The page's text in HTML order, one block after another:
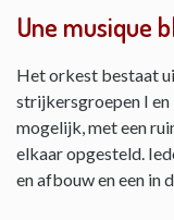
Une musique
Het orkest bestaat
strijkersgroepen I en
mogelijk, met een
elkaar opgesteld.
en afbouw en een in